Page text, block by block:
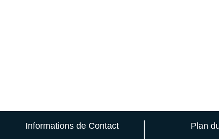
Informations de Contact Plan